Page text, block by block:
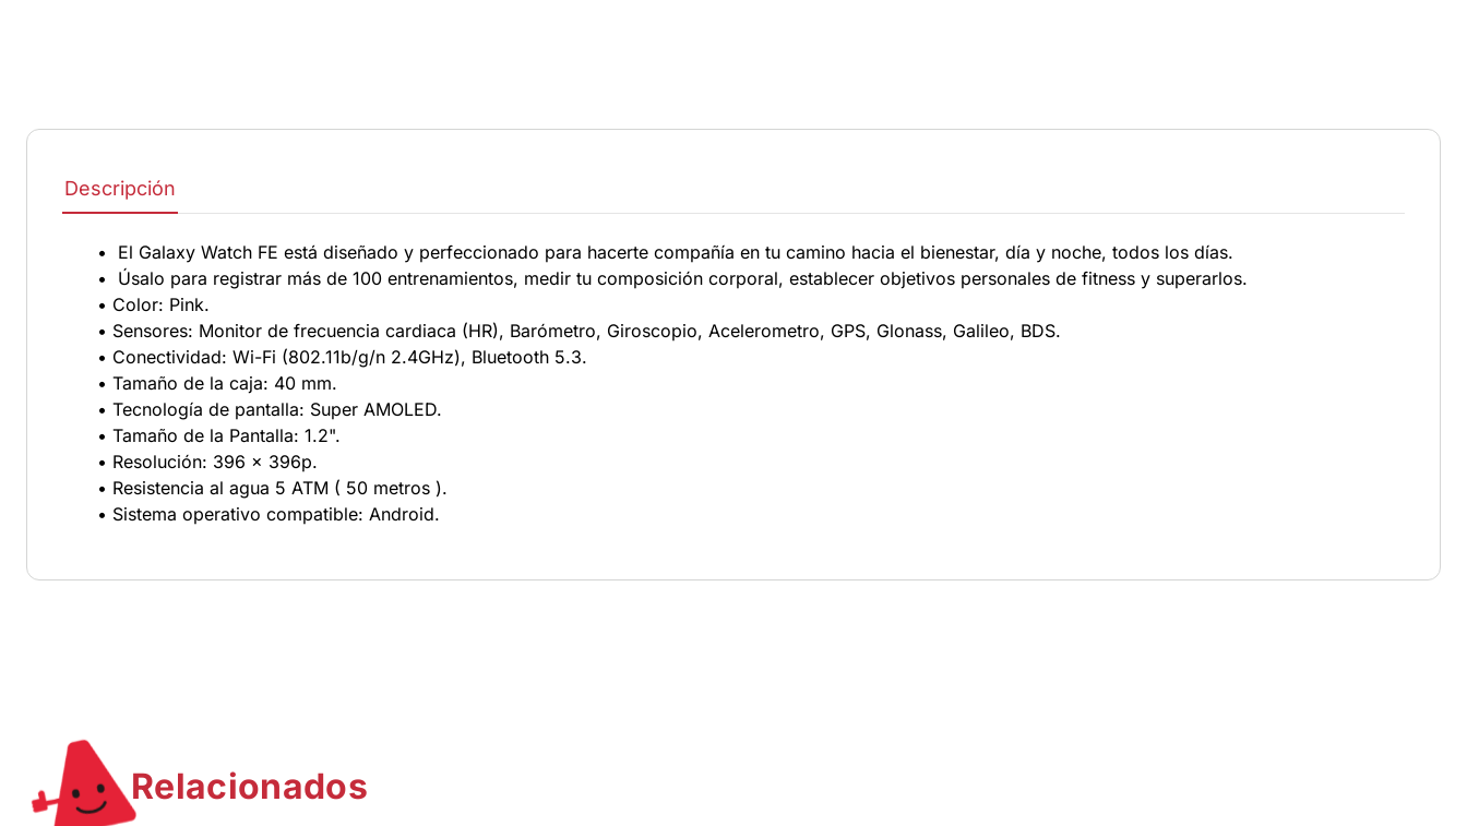
Descripción
• El Galaxy Watch FE está diseñado y perfeccionado para hacerte compañía en tu camino hacia el bienestar, día y noche, todos los días.
• Úsalo para registrar más de 100 entrenamientos, medir tu composición corporal, establecer objetivos personales de fitness y superarlos.
• Color: Pink.
• Sensores: Monitor de frecuencia cardiaca (HR), Barómetro, Giroscopio, Acelerometro, GPS, Glonass, Galileo, BDS.
• Conectividad: Wi-Fi (802.11b/g/n 2.4GHz), Bluetooth 5.3.
• Tamaño de la caja: 40 mm.
• Tecnología de pantalla: Super AMOLED.
• Tamaño de la Pantalla: 1.2".
• Resolución: 396 x 396p.
• Resistencia al agua 5 ATM ( 50 metros ).
• Sistema operativo compatible: Android.
Relacionados